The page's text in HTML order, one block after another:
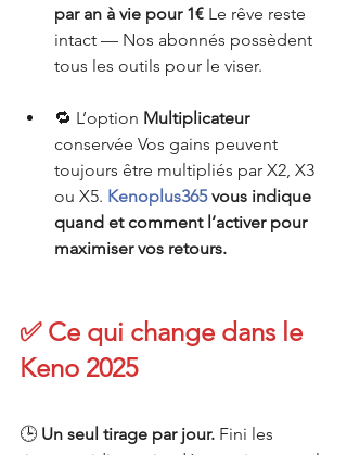
par an à vie pour 1€ Le rêve reste
intact — Nos abonnés possèdent
tous les outils pour le viser.
🔁 L’option Multiplicateur
conservée Vos gains peuvent
toujours être multipliés par X2, X3
ou X5. Kenoplus365 vous indique
quand et comment l’activer pour
maximiser vos retours.
✅ Ce qui change dans le
Keno 2025
🕒 Un seul tirage par jour. Fini les